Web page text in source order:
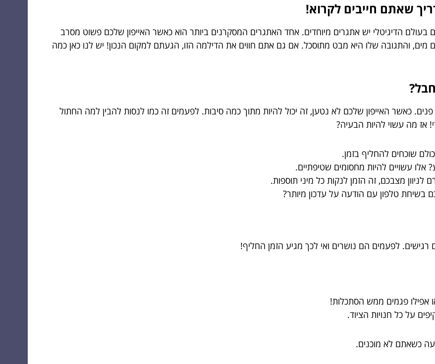
שאתם חייבים לקרוא!
בעולם הדיגיטלי יש אתגרים מיוחדים. אחד האתגרים המסקרנים ביותר הוא כאשר האייפון שלכם פשוט מסרב
והתגובה שלו היא מבט מתוסכל. אם גם אתם חווים את הדילמה הזו, הגעתם למקום הנכון! יש לנו כאן כמה
כאשר האייפון שלכם לא נטען, זה יכול להיות מתוך כמה סיבות. לפעמים זה כמו לנסות להבין למה החתול
מה עשוי להיות הבעיה?
שוכחים להחליף בזמן.
עשויים להיות מחסומים שטיפתיים.
מצבכם, זה הזמן לנקות כל מיני תוספות.
בשיחת טלפון עם הודעה על עדכון מיותר?
רגישים. לפעמים הם נושרים ואי לכך מגיע הזמן החליף!
אפילו פגמים ממש הסתכלות!
על כל חנויות הציוד.
כשאתם לא מוכנים.